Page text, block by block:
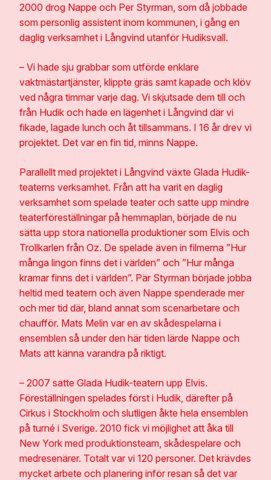
2000 drog Nappe och Per Styrman, som då jobbade
som personlig assistent inom kommunen, i gång en
daglig verksamhet i Långvind utanför Hudiksvall.
– Vi hade sju grabbar som utförde enklare
vaktmästartjänster, klippte gräs samt kapade och klöv
ved några timmar varje dag. Vi skjutsade dem till och
från Hudik och hade en lägenhet i Långvind där vi
fikade, lagade lunch och åt tillsammans. I 16 år drev vi
projektet. Det var en fin tid, minns Nappe.
Parallellt med projektet i Långvind växte Glada Hudik-
teaterns verksamhet. Från att ha varit en daglig
verksamhet som spelade teater och satte upp mindre
teaterföreställningar på hemmaplan, började de nu
sätta upp stora nationella produktioner som Elvis och
Trollkarlen från Oz. De spelade även in filmerna ”Hur
många lingon finns det i världen” och ”Hur många
kramar finns det i världen”. Pär Styrman började jobba
heltid med teatern och även Nappe spenderade mer
och mer tid där, bland annat som scenarbetare och
chaufför. Mats Melin var en av skådespelarna i
ensemblen så under den här tiden lärde Nappe och
Mats att känna varandra på riktigt.
– 2007 satte Glada Hudik-teatern upp Elvis.
Föreställningen spelades först i Hudik, därefter på
Cirkus i Stockholm och slutligen åkte hela ensemblen
på turné i Sverige. 2010 fick vi möjlighet att åka till
New York med produktionsteam, skådespelare och
medresenärer. Totalt var vi 120 personer. Det krävdes
mycket arbete och planering inför resan så det var